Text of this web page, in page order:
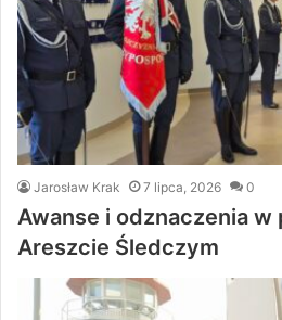
Jarosław Krak 7 lipca, 2026 0
Awanse i odznaczenia
Areszcie Śledczym